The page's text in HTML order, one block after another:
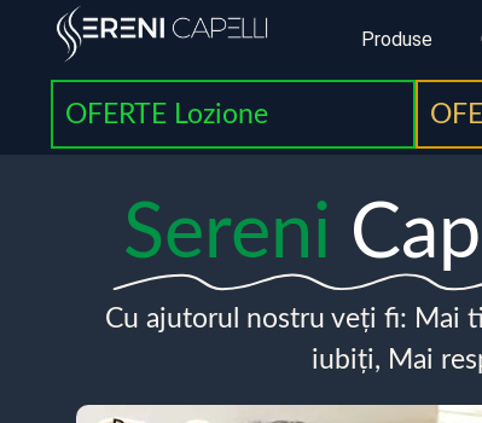
Produse
OFERTE Lozione
Sereni
Cu ajutorul nostru veți fi: Mai
iubiți, Mai